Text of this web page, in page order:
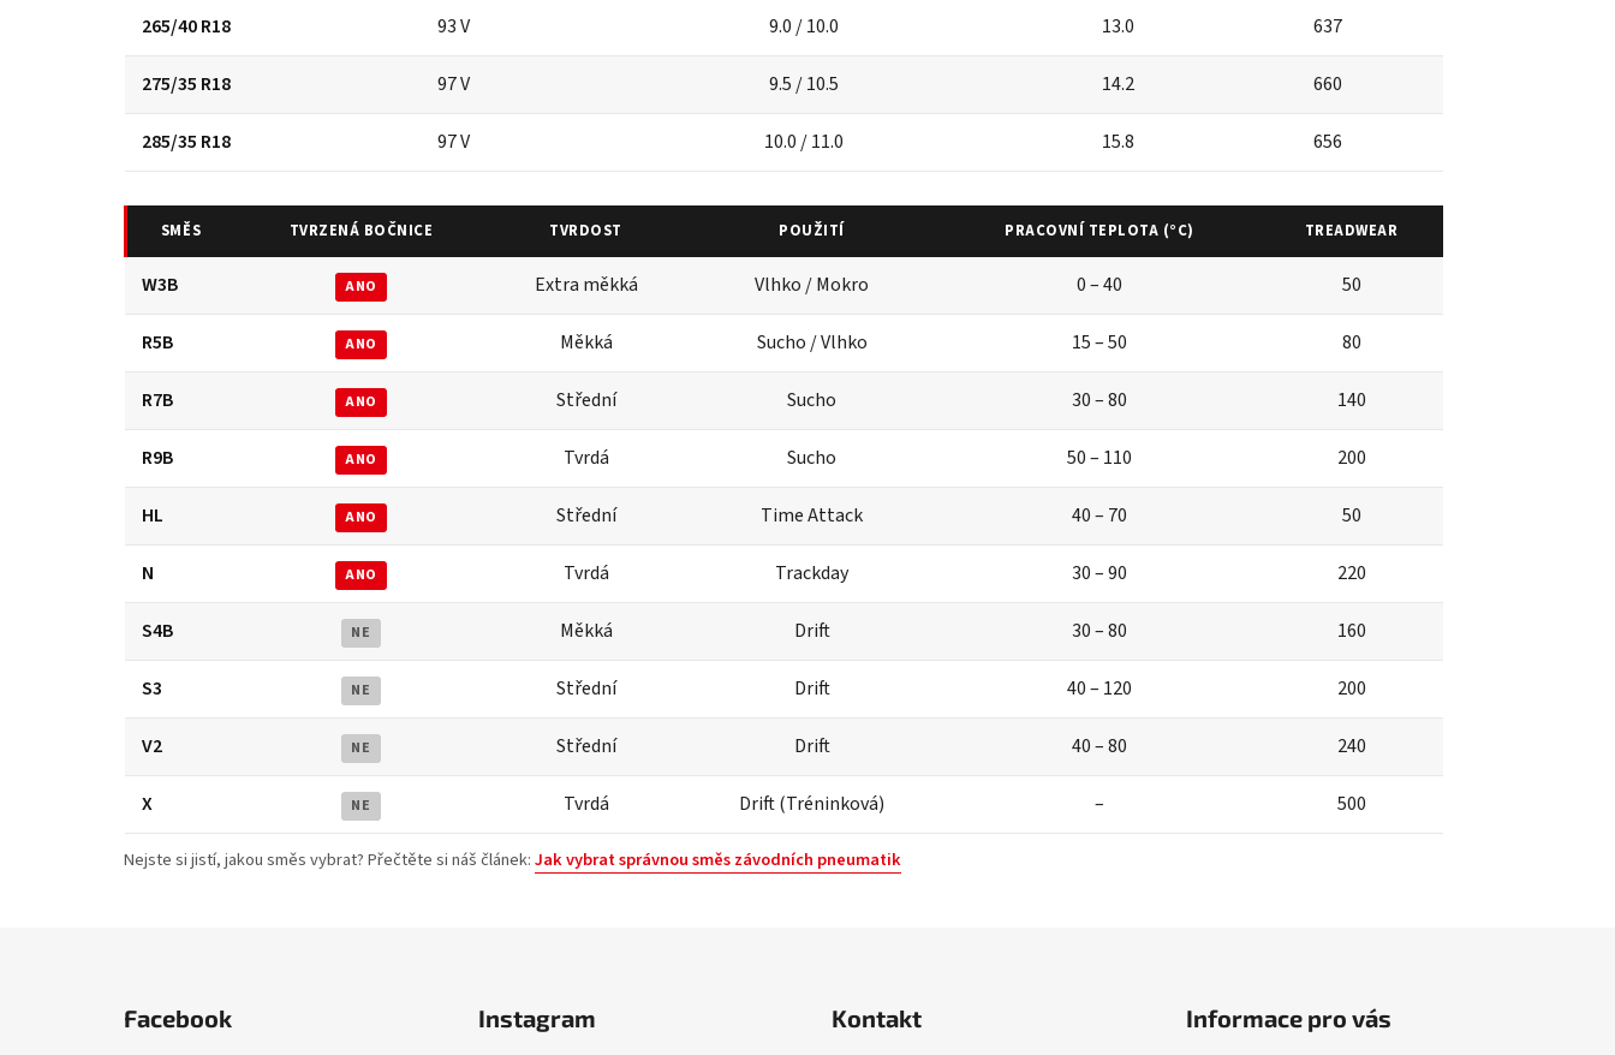
265/40 R18 93 V 9.0 / 10.0 13.0 637
275/35 R18 97 V 9.5 / 10.5 14.2 660
285/35 R18 97 V 10.0 / 11.0 15.8 656
SMĚS TVRZENÁ BOČNICE TVRDOST POUŽITÍ PRACOVNÍ TEPLOTA (°C) TREADWEAR
W3B ANO Extra měkká Vlhko / Mokro 0 – 40 50
R5B ANO Měkká Sucho / Vlhko 15 – 50 80
R7B ANO Střední Sucho 30 – 80 140
R9B ANO Tvrdá Sucho 50 – 110 200
HL ANO Střední Time Attack 40 – 70 50
N ANO Tvrdá Trackday 30 – 90 220
S4B NE Měkká Drift 30 – 80 160
S3 NE Střední Drift 40 – 120 200
V2 NE Střední Drift 40 – 80 240
X NE Tvrdá Drift (Tréninková) – 500
Nejste si jistí, jakou směs vybrat? Přečtěte si náš článek:Jak vybrat správnou směs závodních pneumatik
Facebook Instagram Kontakt Informace pro vás